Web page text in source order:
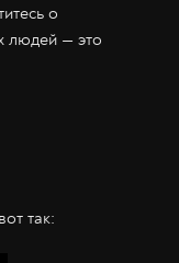
о
людей — это
так: